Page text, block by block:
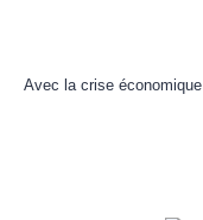
Avec la crise